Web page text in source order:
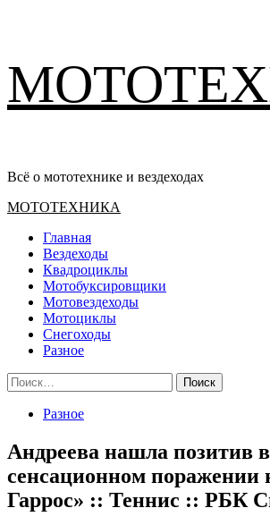
содержимому
Всё о мототехнике и вездеходах
Основное
МОТОТЕХНИКА
Главная
Вездеходы
Квадроциклы
Мотобуксировщики
Мотовездеходы
Мотоциклы
Снегоходы
Разное
Найти:
Разное
Андреева нашла позитив
сенсационном поражении
Гаррос» :: Теннис :: РБК